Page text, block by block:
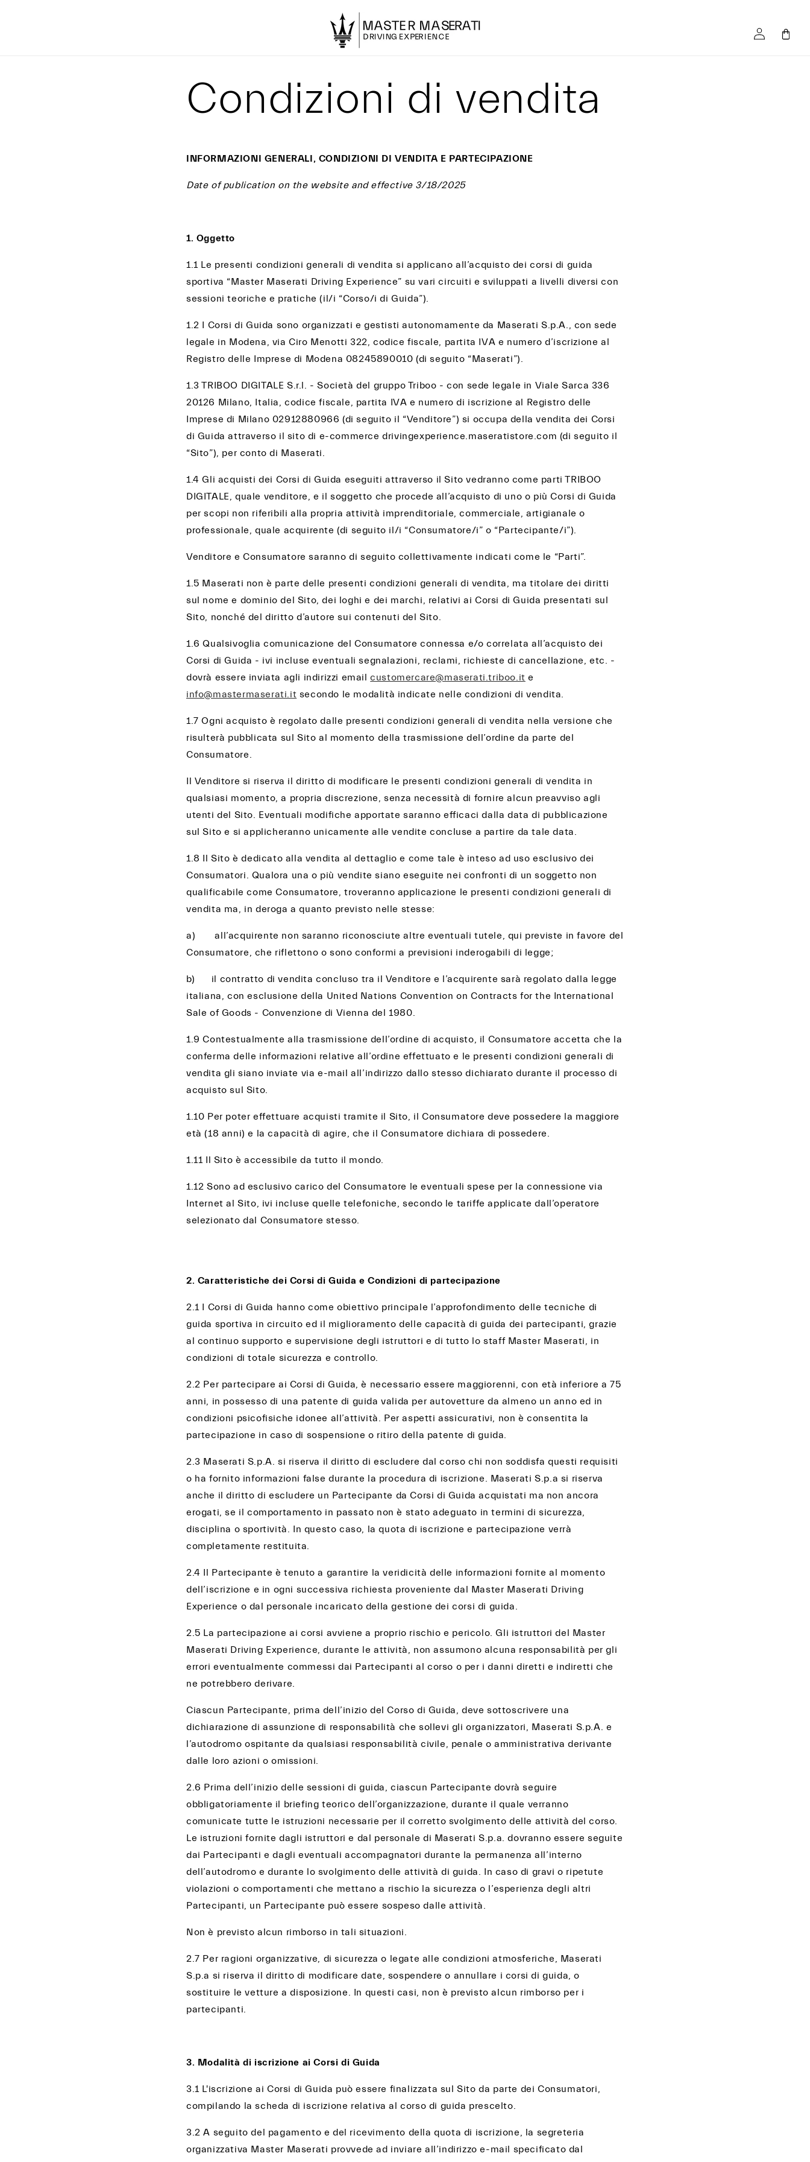
Accedi Carrello
Condizioni di vendita
INFORMAZIONI GENERALI, CONDIZIONI DI VENDITA E PARTECIPAZIONE
Date of publication on the website and effective 3/18/2025
1. Oggetto
1.1 Le presenti condizioni generali di vendita si applicano all’acquisto dei corsi di guida
sportiva “Master Maserati Driving Experience” su vari circuiti e sviluppati a livelli diversi con
sessioni teoriche e pratiche (il/i “Corso/i di Guida”).
1.2 I Corsi di Guida sono organizzati e gestisti autonomamente da Maserati S.p.A., con sede
legale in Modena, via Ciro Menotti 322, codice fiscale, partita IVA e numero d’iscrizione al
Registro delle Imprese di Modena 08245890010 (di seguito “Maserati”).
1.3 TRIBOO DIGITALE S.r.l. - Società del gruppo Triboo - con sede legale in Viale Sarca 336
20126 Milano, Italia, codice fiscale, partita IVA e numero di iscrizione al Registro delle
Imprese di Milano 02912880966 (di seguito il “Venditore”) si occupa della vendita dei Corsi
di Guida attraverso il sito di e-commerce drivingexperience.maseratistore.com (di seguito il
“Sito”), per conto di Maserati.
1.4 Gli acquisti dei Corsi di Guida eseguiti attraverso il Sito vedranno come parti TRIBOO
DIGITALE, quale venditore, e il soggetto che procede all’acquisto di uno o più Corsi di Guida
per scopi non riferibili alla propria attività imprenditoriale, commerciale, artigianale o
professionale, quale acquirente (di seguito il/i “Consumatore/i” o “Partecipante/i”).
Venditore e Consumatore saranno di seguito collettivamente indicati come le “Parti”.
1.5 Maserati non è parte delle presenti condizioni generali di vendita, ma titolare dei diritti
sul nome e dominio del Sito, dei loghi e dei marchi, relativi ai Corsi di Guida presentati sul
Sito, nonché del diritto d’autore sui contenuti del Sito.
1.6 Qualsivoglia comunicazione del Consumatore connessa e/o correlata all’acquisto dei
Corsi di Guida - ivi incluse eventuali segnalazioni, reclami, richieste di cancellazione, etc. -
dovrà essere inviata agli indirizzi emailcustomercare@maserati.triboo.it e
info@mastermaserati.it secondo le modalità indicate nelle condizioni di vendita.
1.7 Ogni acquisto è regolato dalle presenti condizioni generali di vendita nella versione che
risulterà pubblicata sul Sito al momento della trasmissione dell’ordine da parte del
Consumatore.
Il Venditore si riserva il diritto di modificare le presenti condizioni generali di vendita in
qualsiasi momento, a propria discrezione, senza necessità di fornire alcun preavviso agli
utenti del Sito. Eventuali modifiche apportate saranno efficaci dalla data di pubblicazione
sul Sito e si applicheranno unicamente alle vendite concluse a partire da tale data.
1.8 Il Sito è dedicato alla vendita al dettaglio e come tale è inteso ad uso esclusivo dei
Consumatori. Qualora una o più vendite siano eseguite nei confronti di un soggetto non
qualificabile come Consumatore, troveranno applicazione le presenti condizioni generali di
vendita ma, in deroga a quanto previsto nelle stesse:
a) all’acquirente non saranno riconosciute altre eventuali tutele, qui previste in favore del
Consumatore, che riflettono o sono conformi a previsioni inderogabili di legge;
b) il contratto di vendita concluso tra il Venditore e l’acquirente sarà regolato dalla legge
italiana, con esclusione della United Nations Convention on Contracts for the International
Sale of Goods - Convenzione di Vienna del 1980.
1.9 Contestualmente alla trasmissione dell’ordine di acquisto, il Consumatore accetta che la
conferma delle informazioni relative all’ordine effettuato e le presenti condizioni generali di
vendita gli siano inviate via e-mail all’indirizzo dallo stesso dichiarato durante il processo di
acquisto sul Sito.
1.10 Per poter effettuare acquisti tramite il Sito, il Consumatore deve possedere la maggiore
età (18 anni) e la capacità di agire, che il Consumatore dichiara di possedere.
1.11 Il Sito è accessibile da tutto il mondo.
1.12 Sono ad esclusivo carico del Consumatore le eventuali spese per la connessione via
Internet al Sito, ivi incluse quelle telefoniche, secondo le tariffe applicate dall’operatore
selezionato dal Consumatore stesso.
2. Caratteristiche dei Corsi di Guida e Condizioni di partecipazione
2.1 I Corsi di Guida hanno come obiettivo principale l’approfondimento delle tecniche di
guida sportiva in circuito ed il miglioramento delle capacità di guida dei partecipanti, grazie
al continuo supporto e supervisione degli istruttori e di tutto lo staff Master Maserati, in
condizioni di totale sicurezza e controllo.
2.2 Per partecipare ai Corsi di Guida, è necessario essere maggiorenni, con età inferiore a 75
anni, in possesso di una patente di guida valida per autovetture da almeno un anno ed in
condizioni psicofisiche idonee all’attività. Per aspetti assicurativi, non è consentita la
partecipazione in caso di sospensione o ritiro della patente di guida.
2.3 Maserati S.p.A. si riserva il diritto di escludere dal corso chi non soddisfa questi requisiti
o ha fornito informazioni false durante la procedura di iscrizione. Maserati S.p.a si riserva
anche il diritto di escludere un Partecipante da Corsi di Guida acquistati ma non ancora
erogati, se il comportamento in passato non è stato adeguato in termini di sicurezza,
disciplina o sportività. In questo caso, la quota di iscrizione e partecipazione verrà
completamente restituita.
2.4 Il Partecipante è tenuto a garantire la veridicità delle informazioni fornite al momento
dell’iscrizione e in ogni successiva richiesta proveniente dal Master Maserati Driving
Experience o dal personale incaricato della gestione dei corsi di guida.
2.5 La partecipazione ai corsi avviene a proprio rischio e pericolo. Gli istruttori del Master
Maserati Driving Experience, durante le attività, non assumono alcuna responsabilità per gli
errori eventualmente commessi dai Partecipanti al corso o per i danni diretti e indiretti che
ne potrebbero derivare.
Ciascun Partecipante, prima dell’inizio del Corso di Guida, deve sottoscrivere una
dichiarazione di assunzione di responsabilità che sollevi gli organizzatori, Maserati S.p.A. e
l’autodromo ospitante da qualsiasi responsabilità civile, penale o amministrativa derivante
dalle loro azioni o omissioni.
2.6 Prima dell’inizio delle sessioni di guida, ciascun Partecipante dovrà seguire
obbligatoriamente il briefing teorico dell’organizzazione, durante il quale verranno
comunicate tutte le istruzioni necessarie per il corretto svolgimento delle attività del corso.
Le istruzioni fornite dagli istruttori e dal personale di Maserati S.p.a. dovranno essere seguite
dai Partecipanti e dagli eventuali accompagnatori durante la permanenza all’interno
dell’autodromo e durante lo svolgimento delle attività di guida. In caso di gravi o ripetute
violazioni o comportamenti che mettano a rischio la sicurezza o l’esperienza degli altri
Partecipanti, un Partecipante può essere sospeso dalle attività.
Non è previsto alcun rimborso in tali situazioni.
2.7 Per ragioni organizzative, di sicurezza o legate alle condizioni atmosferiche, Maserati
S.p.a si riserva il diritto di modificare date, sospendere o annullare i corsi di guida, o
sostituire le vetture a disposizione. In questi casi, non è previsto alcun rimborso per i
partecipanti.
3. Modalità di iscrizione ai Corsi di Guida
3.1 L'iscrizione ai Corsi di Guida può essere finalizzata sul Sito da parte dei Consumatori,
compilando la scheda di iscrizione relativa al corso di guida prescelto.
3.2 A seguito del pagamento e del ricevimento della quota di iscrizione, la segreteria
organizzativa Master Maserati provvede ad inviare all’indirizzo e-mail specificato dal